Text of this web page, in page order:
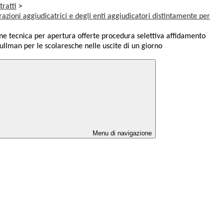
>
aggiudicatrici e degli enti aggiudicatori distintamente per
tecnica per apertura offerte procedura selettiva affidamento
per le scolaresche nelle uscite di un giorno
Menu di navigazione